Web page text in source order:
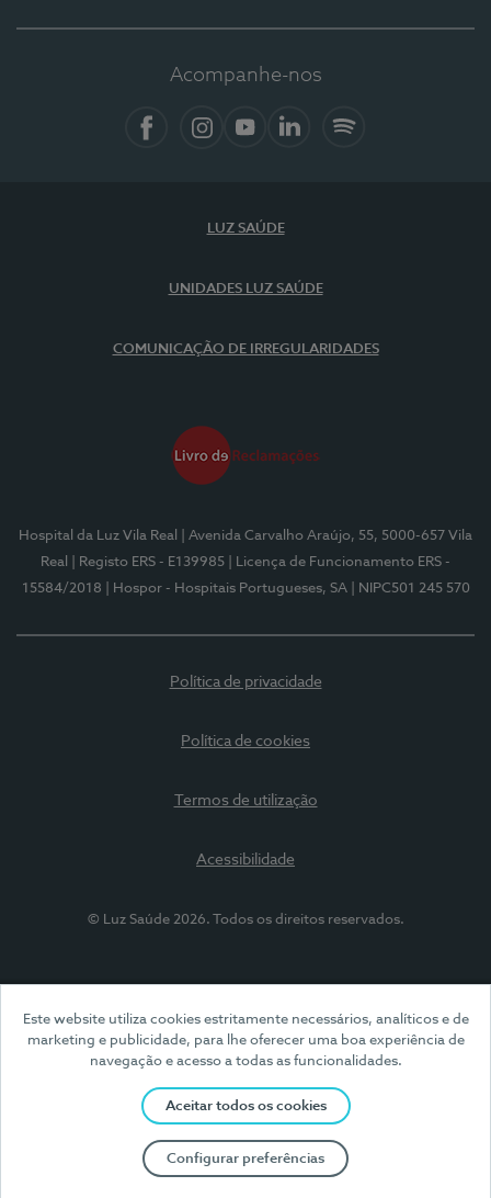
Este website utiliza cookies estritamente necessários, analíticos e de
marketing e publicidade, para lhe oferecer uma boa experiência de
navegação e acesso a todas as funcionalidades.
Aceitar todos os cookies
Configurar preferências
Acompanhe-nos
LUZ SAÚDE
UNIDADES LUZ SAÚDE
COMUNICAÇÃO DE IRREGULARIDADES
Hospital da Luz Vila Real
| Avenida Carvalho Araújo, 55, 5000-657 Vila
Real
| Registo ERS - E139985
| Licença de Funcionamento ERS -
15584/2018
| Hospor - Hospitais Portugueses, SA | NIPC501 245 570
Política de privacidade
Política de cookies
Termos de utilização
Acessibilidade
© Luz Saúde 2026. Todos os direitos reservados.